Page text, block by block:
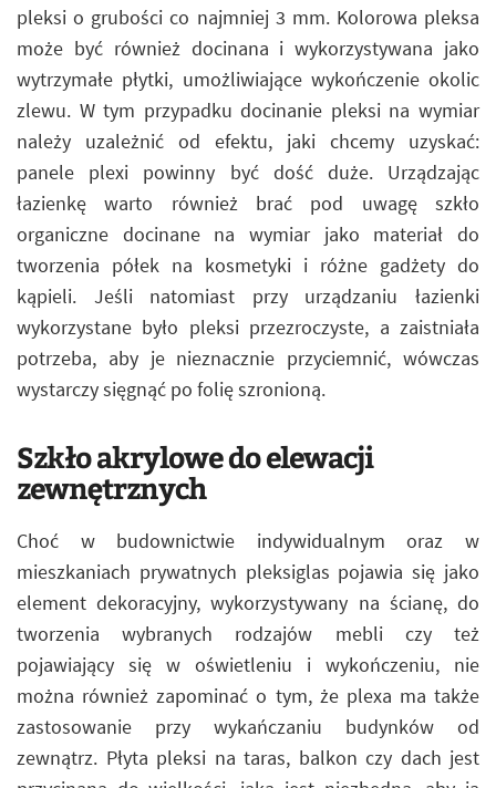
pleksi o grubości co najmniej 3 mm. Kolorowa pleksa
może być również docinana i wykorzystywana jako
wytrzymałe płytki, umożliwiające wykończenie okolic
zlewu. W tym przypadku docinanie pleksi na wymiar
należy uzależnić od efektu, jaki chcemy uzyskać:
panele plexi powinny być dość duże. Urządzając
łazienkę warto również brać pod uwagę szkło
organiczne docinane na wymiar jako materiał do
tworzenia półek na kosmetyki i różne gadżety do
kąpieli. Jeśli natomiast przy urządzaniu łazienki
wykorzystane było pleksi przezroczyste, a zaistniała
potrzeba, aby je nieznacznie przyciemnić, wówczas
wystarczy sięgnąć po folię szronioną.
Szkło akrylowe do elewacji
zewnętrznych
Choć w budownictwie indywidualnym oraz w
mieszkaniach prywatnych pleksiglas pojawia się jako
element dekoracyjny, wykorzystywany na ścianę, do
tworzenia wybranych rodzajów mebli czy też
pojawiający się w oświetleniu i wykończeniu, nie
można również zapominać o tym, że plexa ma także
zastosowanie przy wykańczaniu budynków od
zewnątrz. Płyta pleksi na taras, balkon czy dach jest